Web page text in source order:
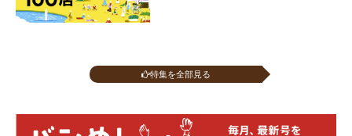
特集を全部見る